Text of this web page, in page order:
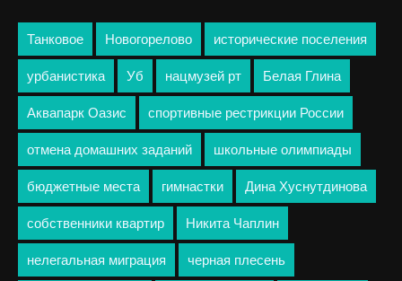
Танковое Новогорелово исторические поселения
урбанистика Уб нацмузей рт Белая Глина
Аквапарк Оазис спортивные рестрикции России
отмена домашних заданий школьные олимпиады
бюджетные места гимнастки Дина Хуснутдинова
собственники квартир Никита Чаплин
нелегальная миграция черная плесень